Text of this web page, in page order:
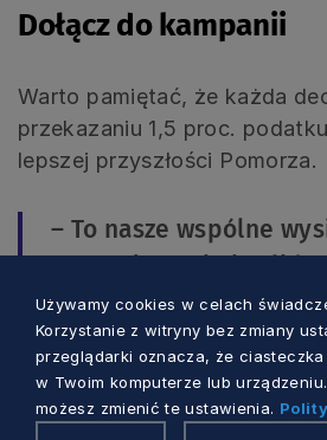
Dołącz do kampanii
Warto pamiętać, że każda
przekazaniu 1,5 proc.
lepszej przyszłości Pomorza.
– To nasze wspólne
że Pomorze jest
dołączyć do tej idei i
organizacje, które
oraz pasją – zachęca
Używamy cookies w celach
Korzystanie z witryny bez zmiany
przeglądarki oznacza, że
w Twoim komputerze lub
możesz zmienić te ustawienia.